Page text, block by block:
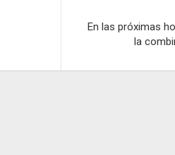
En las próximas
la